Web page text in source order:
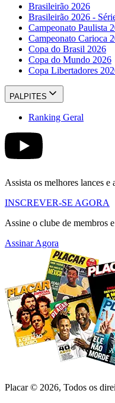
Brasileirão 2026
Brasileirão 2026 -
Campeonato Paulista
Campeonato Carioca
Copa do Brasil 2026
Copa do Mundo 2026
Copa Libertadores
PALPITES
Ranking Geral
Assista os melhores lances
INSCREVER-SE AGORA
Assine o clube de membros
Assinar Agora
Placar © 2026, Todos os